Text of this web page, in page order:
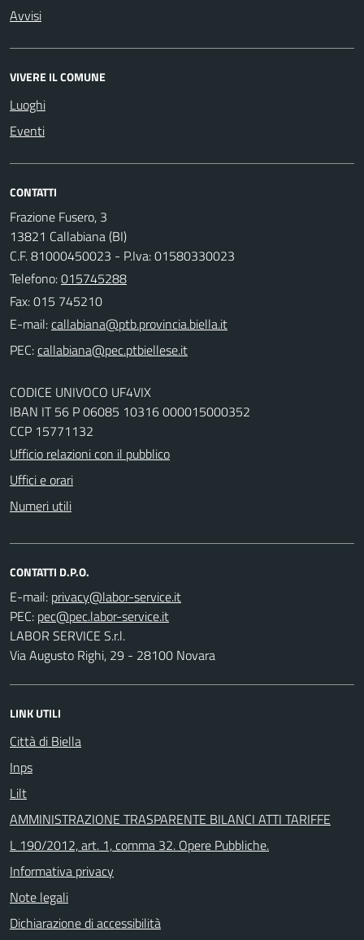
Avvisi
VIVERE IL COMUNE
Luoghi
Eventi
CONTATTI
Frazione Fusero, 3
13821 Callabiana (BI)
C.F. 81000450023 - P.Iva: 01580330023
Telefono:015745288
Fax: 015 745210
E-mail:
PEC:
CODICE UNIVOCO UF4VIX
IBAN IT 56 P 06085 10316 000015000352
CCP 15771132
Ufficio relazioni con il pubblico
Uffici e orari
Numeri utili
CONTATTI D.P.O.
E-mail:
PEC:
LABOR SERVICE S.r.l.
Via Augusto Righi, 29 - 28100 Novara
LINK UTILI
Città di Biella
Inps
Lilt
AMMINISTRAZIONE TRASPARENTE BILANCI ATTI TARIFFE
L 190/2012, art. 1, comma 32. Opere Pubbliche.
Informativa privacy
Note legali
Dichiarazione di accessibilità